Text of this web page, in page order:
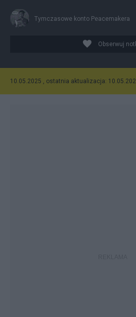
Tymczasowe konto Peacemakera
Obserwuj
10.05.2025 , ostatnia aktualizacja: